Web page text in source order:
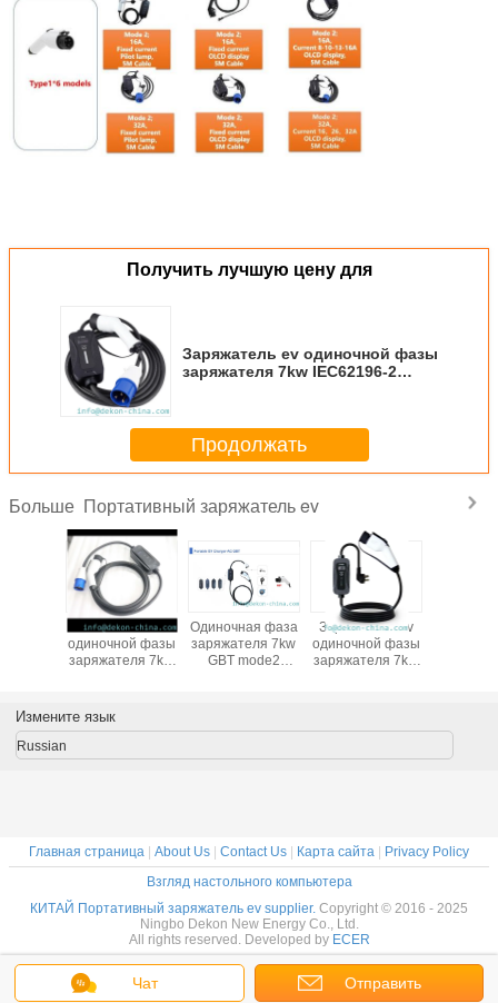
Получить лучшую цену для
Заряжатель ev одиночной фазы
заряжателя 7kw IEC62196-2
поручать электротранспорта
Продолжать
Больше Портативный заряжатель ev
для
Течение
одиночной фазы
заряжателя 7kw
заряжателем ev
дисплея
для поручать
Одиночная фаза
заряжателя 7kw
GBT mode2
дисплея OLCD
поручать
Заряжатель ev
одиночной фазы
заряжателя 7kw
портативный для
электротранспорта
для
Чат Отправить
Измените язык
Russian
Главная страница About Us Contact Us Карта сайта
Privacy Policy
Взгляд настольного компьютера
КИТАЙ Портативный заряжатель ev supplier. Copyright © 2016 - 2025
Ningbo Dekon New Energy Co., Ltd.
All rights reserved. Developed by ECER